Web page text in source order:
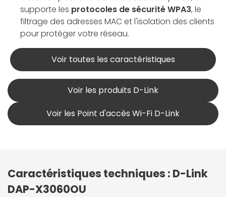
supporte les protocoles de sécurité WPA3, le
filtrage des adresses MAC et l'isolation des clients
pour protéger votre réseau.
Voir toutes les caractéristiques
Voir les produits D-Link
Voir les Point d'accès Wi-Fi D-Link
Caractéristiques techniques : D-Link
DAP-X3060OU